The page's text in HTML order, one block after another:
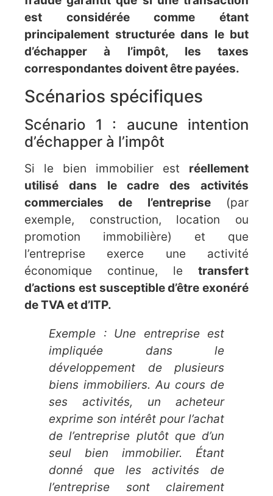
est considérée comme étant
principalement structurée dans le but
d’échapper à l’impôt, les taxes
correspondantes doivent être payées.
Scénarios spécifiques
Scénario 1 : aucune intention
d’échapper à l’impôt
Si le bien immobilier est réellement
utilisé dans le cadre des activités
commerciales de l’entreprise(par
exemple, construction, location ou
promotion immobilière) et que
l’entreprise exerce une activité
économique continue, le transfert
d’actions est susceptible d’être exonéré
de TVA et d’ITP.
Exemple : Une entreprise est
impliquée dans le
développement de plusieurs
biens immobiliers. Au cours de
ses activités, un acheteur
exprime son intérêt pour l’achat
de l’entreprise plutôt que d’un
seul bien immobilier. Étant
donné que les activités de
l’entreprise sont clairement